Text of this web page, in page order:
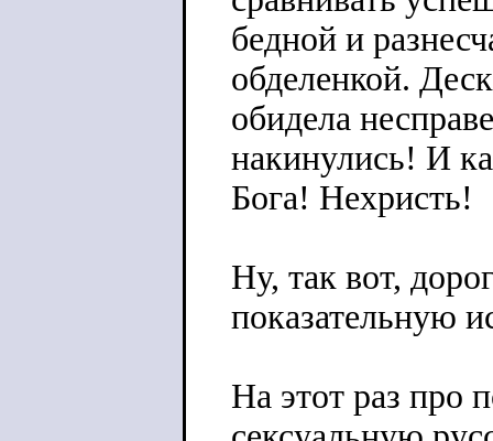
бедной и
обделенкой.
обидела
накинулись! И
Бога! Нехристь!
Ну, так вот,
показательную
На этот раз про